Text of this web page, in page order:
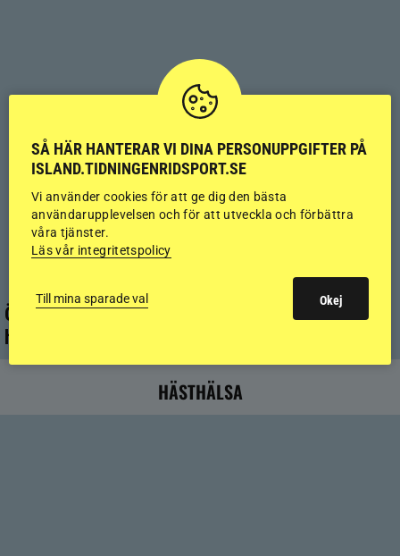
Överlinjen – grunden för en stark och hållbar
häst
HÄSTHÄLSA
SÅ HÄR HANTERAR VI DINA PERSONUPPGIFTER PÅ
ISLAND.TIDNINGENRIDSPORT.SE
Vi använder cookies för att ge dig den bästa
användarupplevelsen och för att utveckla och förbättra
våra tjänster.
Läs vår integritetspolicy
Till mina sparade val Okej